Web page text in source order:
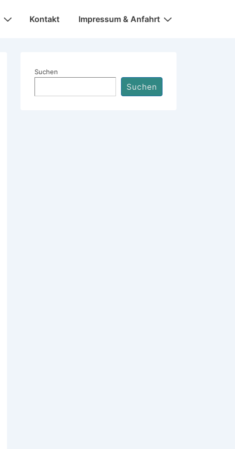
Kontakt Impressum & Anfahrt
Suchen
Suchen